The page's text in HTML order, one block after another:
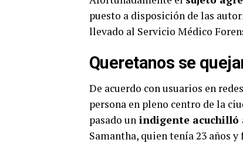
puesto a disposición de las
llevado al Servicio Médico
Queretanos se
De acuerdo con usuarios en
persona en pleno centro de la
pasado un indigente acuchilló
Samantha, quien tenía 23 años